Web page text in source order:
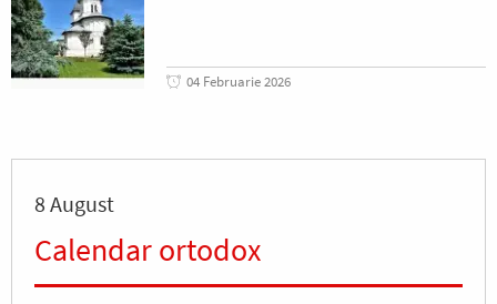
04 Februarie 2026
8 August
Calendar ortodox